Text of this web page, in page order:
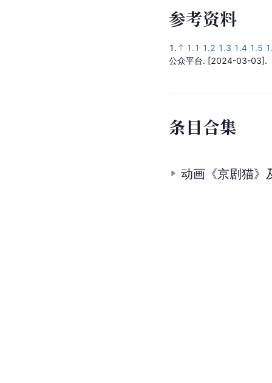
参考资料
1. 1.1 1.2 1.3 1.4 1.5
公众平台. [2024-03-03].
条目合集
动画《京剧猫》